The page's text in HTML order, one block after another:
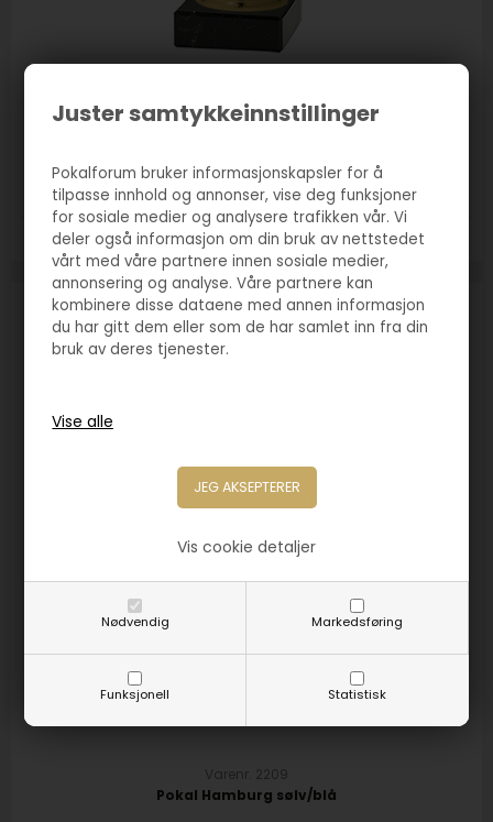
Juster samtykkeinnstillinger
Pokalforum bruker informasjonskapsler for å
tilpasse innhold og annonser, vise deg funksjoner
for sosiale medier og analysere trafikken vår. Vi
deler også informasjon om din bruk av nettstedet
vårt med våre partnere innen sosiale medier,
annonsering og analyse. Våre partnere kan
kombinere disse dataene med annen informasjon
du har gitt dem eller som de har samlet inn fra din
bruk av deres tjenester.
Nødvendig Markedsføring
Funksjonell Statistisk
Vis cookie detaljer
Pokal Leeds gull/rød
125,00NOK
Størrelse: 190mm
Varenr. 2209
Pokal Hamburg sølv/blå